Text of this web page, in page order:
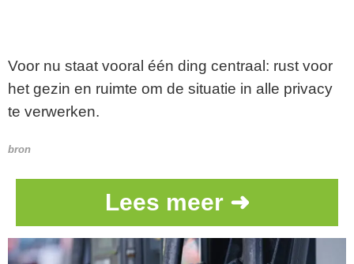
Voor nu staat vooral één ding centraal: rust voor
het gezin en ruimte om de situatie in alle privacy
te verwerken.
bron
Lees meer ➜